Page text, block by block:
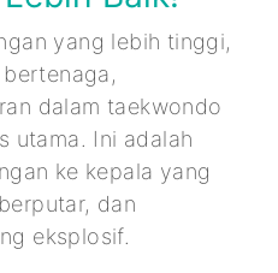
yang lebih tinggi,
dalam taekwondo
utama. Ini adalah
ke kepala yang
dan
eksplosif.